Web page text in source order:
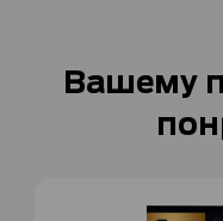
Вашему